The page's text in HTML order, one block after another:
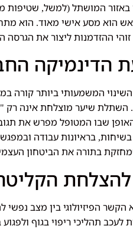
באזור המושתל (למשל, שטיפות
הוא מסע אישי מאוד. הוא
זוהי ההזדמנות ליצור את
הדינמיקה
השינוי המשמעותי ביותר קורה
. השתלת שיער מוצלחת אינה רק "
שבו המטופל מפרש את
, בראיונות עבודה
בתורה את הביטחון
להצלחת
הפיזיולוגי בין מצב
לעכב תהליכי ריפוי בגוף